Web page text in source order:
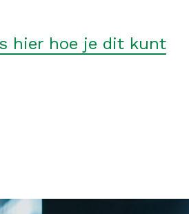
hier hoe je dit kunt